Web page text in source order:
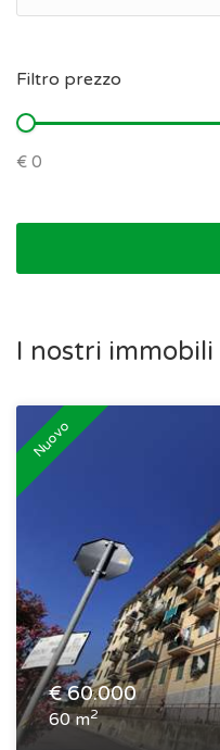
Filtro prezzo
I nostri immobili
Nuovo
€60.000
60 m2